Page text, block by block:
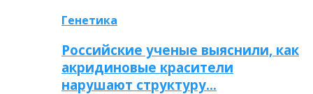
Генетика
Российские ученые выяснили, как
акридиновые красители
нарушают структуру…